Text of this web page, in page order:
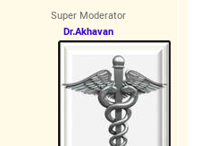
Super Moderator
Dr.Akhavan